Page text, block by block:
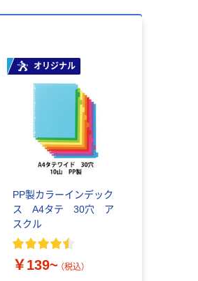
オリジナル
PP製カラーインデック
ス A4タテ 30穴 ア
スクル
￥139~ （税込）